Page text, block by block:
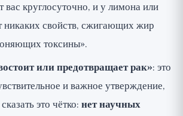
круглосуточно, и у лимона или
никаких свойств, сжигающих жир
токсины».
или предотвращает рак»: это
и важное утверждение,
это чётко: нет научных